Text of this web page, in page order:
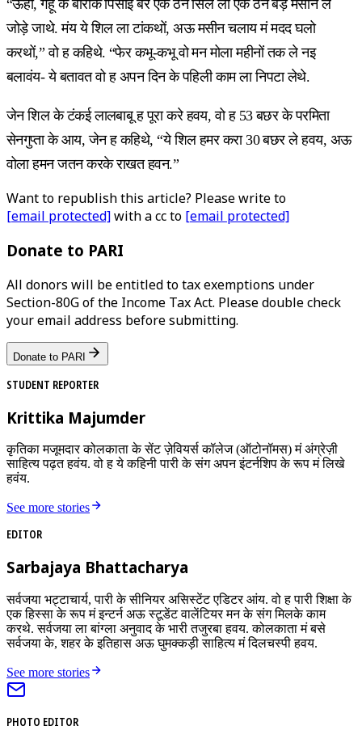
“ऊहां, गहूँ के बारीक पिसाई बर एक ठन सिल ला एक ठन बड़े मसीन ले
जोड़े जाथे. मंय ये शिल ला टांकथों, अऊ मसीन चलाय मं मदद घलो
करथों,” वो ह कहिथे. “फेर कभू-कभू वो मन मोला महीनों तक ले नइ
बलावंय- ये बतावत वो ह अपन दिन के पहिली काम ला निपटा लेथे.
जेन शिल के टंकई लालबाबू ह पूरा करे हवय, वो ह 53 बछर के परमिता
सेनगुप्ता के आय, जेन ह कहिथे, “ये शिल हमर करा 30 बछर ले हवय, अऊ
वोला हमन जतन करके राखत हवन.”
Want to republish this article? Please write to
[email protected]with a cc to [email protected]
Donate to PARI
All donors will be entitled to tax exemptions under
Section-80G of the Income Tax Act. Please double check
your email address before submitting.
Donate to PARI
STUDENT REPORTER
Krittika Majumder
कृतिका मजूमदार कोलकाता के सेंट ज़ेवियर्स कॉलेज (ऑटोनॉमस) मं अंग्रेज़ी
साहित्य पढ़त हवंय. वो ह ये कहिनी पारी के संग अपन इंटर्नशिप के रूप मं लिखे
हवंय.
See more stories
EDITOR
Sarbajaya Bhattacharya
सर्वजया भट्टाचार्य, पारी के सीनियर असिस्टेंट एडिटर आंय. वो ह पारी शिक्षा के
एक हिस्सा के रूप मं इन्टर्न अऊ स्टूडेंट वालेंटियर मन के संग मिलके काम
करथे. सर्वजया ला बांग्ला अनुवाद के भारी तजुरबा हवय. कोलकाता मं बसे
सर्वजया के, शहर के इतिहास अऊ घुमक्कड़ी साहित्य मं दिलचस्पी हवय.
See more stories
PHOTO EDITOR